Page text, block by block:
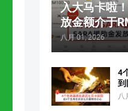
入大马卡啦
放金额介于
八月 01, 2026
4
到
八